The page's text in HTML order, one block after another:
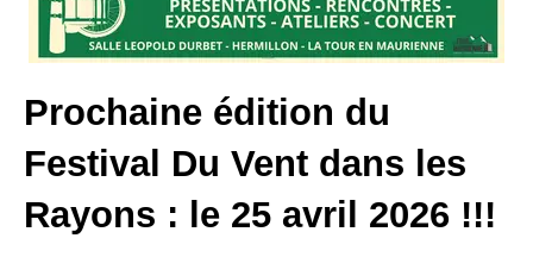
Prochaine édition du
Festival Du Vent dans les
Rayons : le 25 avril 2026 !!!